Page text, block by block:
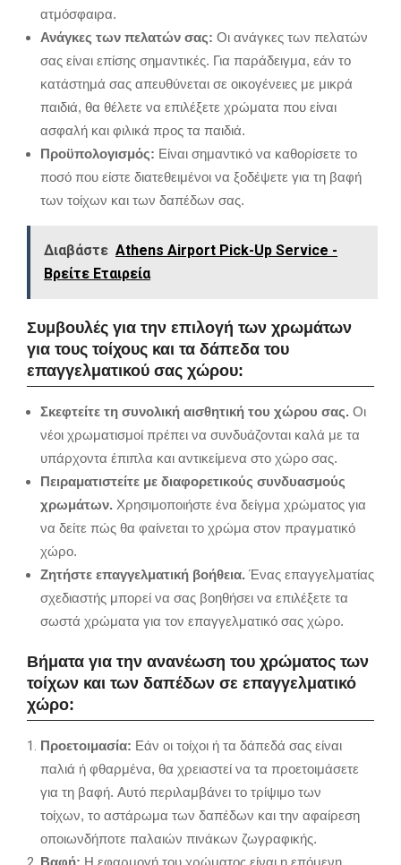
ατμόσφαιρα.
Ανάγκες των πελατών σας: Οι ανάγκες των πελατών
σας είναι επίσης σημαντικές. Για παράδειγμα, εάν το
κατάστημά σας απευθύνεται σε οικογένειες με μικρά
παιδιά, θα θέλετε να επιλέξετε χρώματα που είναι
ασφαλή και φιλικά προς τα παιδιά.
Προϋπολογισμός: Είναι σημαντικό να καθορίσετε το
ποσό που είστε διατεθειμένοι να ξοδέψετε για τη βαφή
των τοίχων και των δαπέδων σας.
Διαβάστε Athens Airport Pick-Up Service -
Βρείτε Εταιρεία
Συμβουλές για την επιλογή των χρωμάτων
για τους τοίχους και τα δάπεδα του
επαγγελματικού σας χώρου:
Σκεφτείτε τη συνολική αισθητική του χώρου σας. Οι
νέοι χρωματισμοί πρέπει να συνδυάζονται καλά με τα
υπάρχοντα έπιπλα και αντικείμενα στο χώρο σας.
Πειραματιστείτε με διαφορετικούς συνδυασμούς
χρωμάτων. Χρησιμοποιήστε ένα δείγμα χρώματος για
να δείτε πώς θα φαίνεται το χρώμα στον πραγματικό
χώρο.
Ζητήστε επαγγελματική βοήθεια. Ένας επαγγελματίας
σχεδιαστής μπορεί να σας βοηθήσει να επιλέξετε τα
σωστά χρώματα για τον επαγγελματικό σας χώρο.
Βήματα για την ανανέωση του χρώματος των
τοίχων και των δαπέδων σε επαγγελματικό
χώρο:
Προετοιμασία: Εάν οι τοίχοι ή τα δάπεδά σας είναι
παλιά ή φθαρμένα, θα χρειαστεί να τα προετοιμάσετε
για τη βαφή. Αυτό περιλαμβάνει το τρίψιμο των
τοίχων, το αστάρωμα των δαπέδων και την αφαίρεση
οποιωνδήποτε παλαιών πινάκων ζωγραφικής.